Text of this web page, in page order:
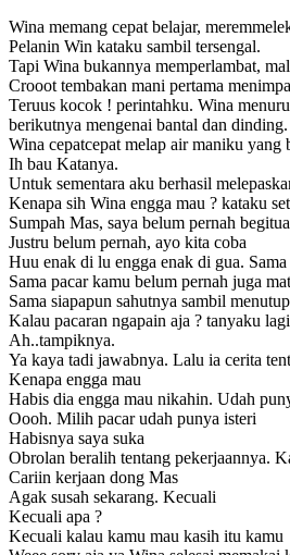
Wina memang cepat belajar,
Pelanin Win kataku sambil tersengal.
Tapi Wina bukannya memperlambat,
Crooot tembakan mani pertama
Teruus kocok ! perintahku. Wina
berikutnya mengenai bantal dan
Wina cepatcepat melap air maniku yang
Ih bau Katanya.
Untuk sementara aku berhasil
Kenapa sih Wina engga mau ? kataku
Sumpah Mas, saya belum pernah
Justru belum pernah, ayo kita coba
Huu enak di lu engga enak di gua.
Sama pacar kamu belum pernah juga
Sama siapapun sahutnya sambil
Kalau pacaran ngapain aja ? tanyaku
Ah..tampiknya.
Ya kaya tadi jawabnya. Lalu ia cerita
Kenapa engga mau
Habis dia engga mau nikahin. Udah
Oooh. Milih pacar udah punya isteri
Habisnya saya suka
Obrolan beralih tentang pekerjaannya.
Cariin kerjaan dong Mas
Agak susah sekarang. Kecuali
Kecuali apa ?
Kecuali kalau kamu mau kasih itu kamu